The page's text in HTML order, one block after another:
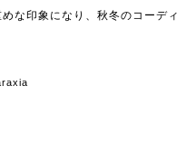
な印象になり、秋冬のコーディ